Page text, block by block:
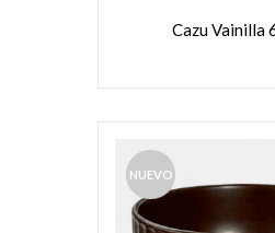
Cazu Vainilla
NUEVO